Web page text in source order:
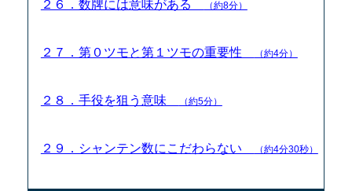
２６．数牌には意味がある （約8分）
２７．第０ツモと第１ツモの重要性 （約4分）
２８．手役を狙う意味 （約5分）
２９．シャンテン数にこだわらない （約4分30秒）